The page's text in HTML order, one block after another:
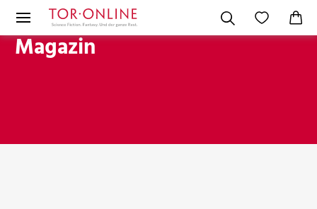
Magazin